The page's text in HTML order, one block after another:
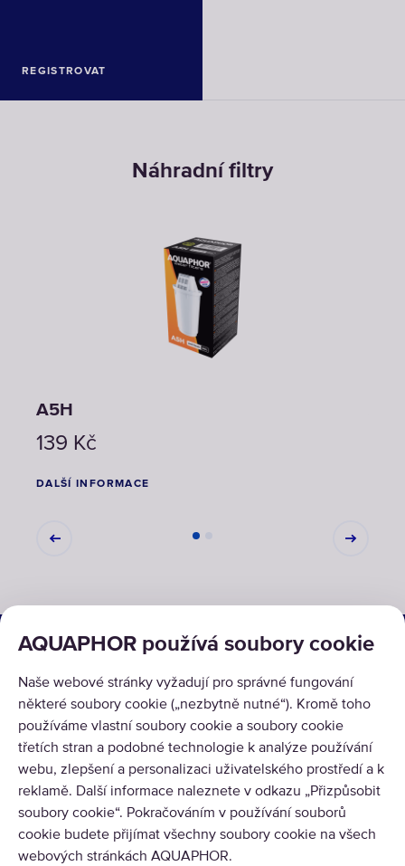
REGISTROVAT
Náhradní filtry
A5H
139 Kč
DALŠÍ INFORMACE
AQUAPHOR používá soubory cookie
Naše webové stránky vyžadují pro správné fungování
některé soubory cookie („nezbytně nutné“). Kromě toho
používáme vlastní soubory cookie a soubory cookie
třetích stran a podobné technologie k analýze používání
webu, zlepšení a personalizaci uživatelského prostředí a k
reklamě. Další informace naleznete v odkazu „Přizpůsobit
soubory cookie“. Pokračováním v používání souborů
cookie budete přijímat všechny soubory cookie na všech
webových stránkách AQUAPHOR.
ŘEŠENÍ
PRODUKTY
O NÁS
Všechna práva vyhrazena.